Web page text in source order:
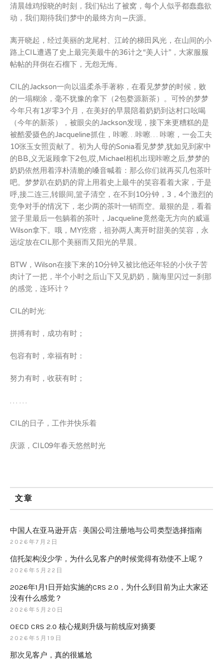
清晨雄鸡报晓的时刻，我们钻出了被窝，每个人似乎都蠢蠢欲
动，我们期待我们梦中的最终方向—庆源。
离开晓起，经过美丽的龙尾村、江岭的梯田风光，在山间的小
路上CIL遭遇了史上最完美最牛的36计之“美人计”，大家服服
帖帖的拜倒在石榴下，无怨无悔。
CIL的Jackson一向以温柔杀手著称，在看见梦梦的时候，败
的一塌糊涂，毫不犹豫的拿下（2包婺源新茶）。可怜的梦梦
今年只有1岁零3个月，在美好的早晨陪着奶奶到达村口吆喝
（今年的新茶），被眼尖的Jackson发现，接下来更糟糕的是
被酷爱摄色的Jacqueline抓住，咔嚓…咔嚓… 咔嚓，一会工夫
10张玉女照贡献了。初为人母的Sonia看见梦梦,犹如见到家中
的BB,义无返顾拿下2包,哎,Michael相机出现咔嚓之后,梦梦的
奶奶依然用着淳朴清脆的嗓音喊着：那么你们就再买几包茶叶
吧。梦梦趴在奶奶的背上用着史上最牛的笑容看着大家，于是
呼,接二连三,转眼间,篮子清空，在不到10分钟，3，4个激烈的
竞争对手的情况下，老少两的茶叶一销而空。最狠的是，看着
篮子里最后一包躺着的茶叶，Jacqueline竟然毫无方向的威逼
Wilson拿下。哦，MY疙瘩，祖孙两人离开时甜美的笑容，永
远绽放在CIL那个美丽而又阳光的早晨。
BTW，Wilson在接下来的10分钟又被比他还年轻的小伙子苦
肉计了一把，半个小时之后山下又见奶奶，脑海里闪过一刹那
的感觉，连环计？
CIL的时光:
拼搏有时，成功有时；
包容有时，幸福有时：
努力有时，收获有时；
… …
CIL的日子，工作并快乐着
庆源，CIL09年春天悠然时光
文章
中国人在亚马逊开店 · 美国公司注册地与公司类型选择指南
2026年7月2日
信托架构没少学，为什么见客户的时候觉得有劲使不上呢？
2026年5月22日
2026年1月1日开始实施的CRS 2.0，为什么到目前为止大家还
没有什么感觉？
2026年5月20日
OECD CRS 2.0 核心规则升级与前线应对摘要
2026年5月19日
那次见客户，真的很尴尬